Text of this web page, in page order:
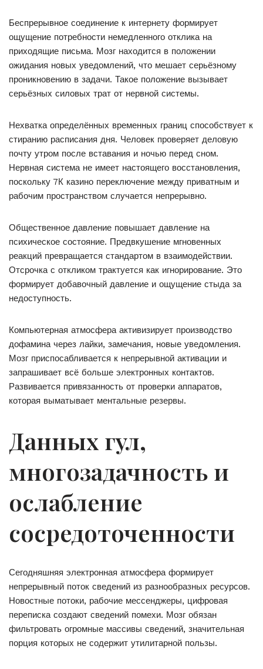
Беспрерывное соединение к интернету формирует
ощущение потребности немедленного отклика на
приходящие письма. Мозг находится в положении
ожидания новых уведомлений, что мешает серьёзному
проникновению в задачи. Такое положение вызывает
серьёзных силовых трат от нервной системы.
Нехватка определённых временных границ способствует к
стиранию расписания дня. Человек проверяет деловую
почту утром после вставания и ночью перед сном.
Нервная система не имеет настоящего восстановления,
поскольку 7К казино переключение между приватным и
рабочим пространством случается непрерывно.
Общественное давление повышает давление на
психическое состояние. Предвкушение мгновенных
реакций превращается стандартом в взаимодействии.
Отсрочка с откликом трактуется как игнорирование. Это
формирует добавочный давление и ощущение стыда за
недоступность.
Компьютерная атмосфера активизирует производство
дофамина через лайки, замечания, новые уведомления.
Мозг приспосабливается к непрерывной активации и
запрашивает всё больше электронных контактов.
Развивается привязанность от проверки аппаратов,
которая выматывает ментальные резервы.
Данных гул,
многозадачность и
ослабление
сосредоточенности
Сегодняшняя электронная атмосфера формирует
непрерывный поток сведений из разнообразных ресурсов.
Новостные потоки, рабочие мессенджеры, цифровая
переписка создают сведений помехи. Мозг обязан
фильтровать огромные массивы сведений, значительная
порция которых не содержит утилитарной пользы.